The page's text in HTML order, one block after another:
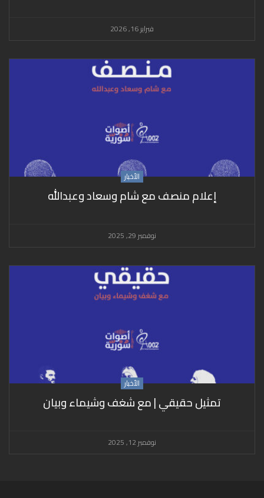
فبراير 16, 2026
الأخبار
إعلام منصف مع شام وسعاد وعبدالله
نوفمبر 29, 2025
الأخبار
تمثيل حقيقي | مع شغف وشيماء وبيان
نوفمبر 12, 2025